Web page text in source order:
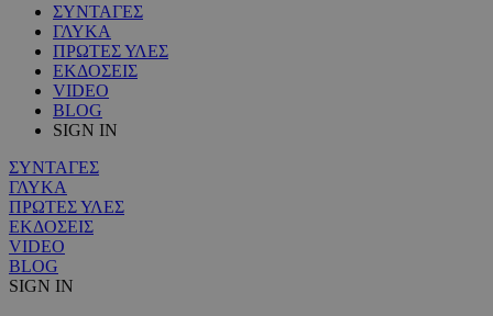
ΣΥΝΤΑΓΕΣ
ΓΛΥΚΑ
ΠΡΩΤΕΣ ΥΛΕΣ
ΕΚΔΟΣΕΙΣ
VIDEO
BLOG
SIGN IN
ΣΥΝΤΑΓΕΣ
ΓΛΥΚΑ
ΠΡΩΤΕΣ ΥΛΕΣ
ΕΚΔΟΣΕΙΣ
VIDEO
BLOG
SIGN IN